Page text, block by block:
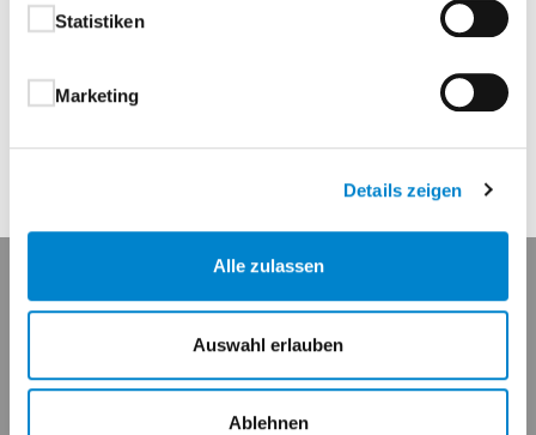
Statistiken
Marketing
Details zeigen
Alle zulassen
Auswahl erlauben
Ablehnen
Maßgeschneidert für Ihren Erfolg.